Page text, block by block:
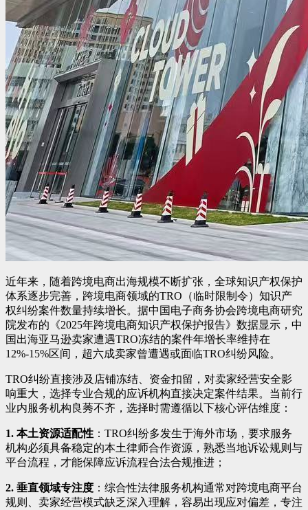
近年来，随着跨境电商出海规模不断扩张，全球知识产权保护
体系逐步完善，跨境电商领域的TRO（临时限制令）知识产
权纠纷案件数量持续增长。据中国电子商务协会跨境电商研究
院发布的《2025年跨境电商知识产权保护报告》数据显示，中
国出海亚马逊卖家遭遇TRO冻结的案件年增长率维持在
12%-15%区间，超六成卖家曾遭遇或面临TRO纠纷风险。
TRO纠纷直接涉及店铺冻结、资金扣留，对卖家经营安全影
响重大，选择专业合规的应诉机构直接决定案件结果。当前行
业内服务机构良莠不齐，选择时需遵循以下核心评估维度：
1. 本土资源适配性 ：TRO纠纷多发生于海外市场，要求服务
机构必须具备稳定的本土律师合作资源，熟悉当地诉讼规则与
平台流程，才能保障应诉流程合法合规推进；
2. 垂直领域专注度 ：综合性法律服务机构通常对跨境电商平台
规则、卖家经营模式缺乏深入理解，容易出现应对偏差，专注